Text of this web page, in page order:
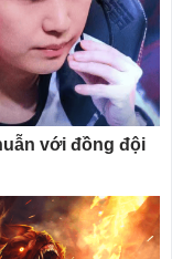
với đồng đội